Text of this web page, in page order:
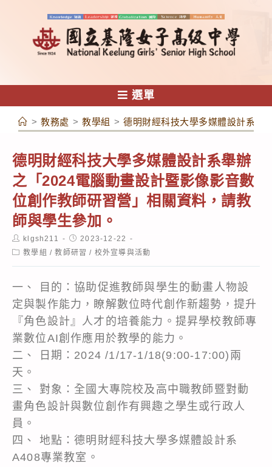
容
選單
> 教務處 > 教學組 > 德明財經科技大學多媒體設計系舉
德明財經科技大學多媒體設計系舉辦
之「2024電腦動畫設計暨影像影音數
位創作教師研習營」相關資料，請教
師與學生參加。
Post
author:
klgsh211
Post
published:
2023-12-22
Post教學組 / 教師研習 / 校外宣導與活動
一、 目的：協助促進教師與學生的動畫人物設
定與製作能力，瞭解數位時代創作新趨勢，提升
『角色設計』人才的培養能力。提昇學校教師專
業數位AI創作應用於教學的能力。
二、 日期：2024 /1/17-1/18(9:00-17:00)兩
天。
三、 對象：全國大專院校及高中職教師暨對動
畫角色設計與數位創作有興趣之學生或行政人
員。
四、 地點：德明財經科技大學多媒體設計系
A408專業教室。